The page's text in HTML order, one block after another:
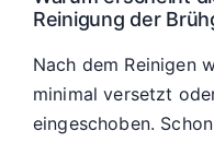
Reinigung der
Nach dem Reinigen
minimal versetzt
eingeschoben.